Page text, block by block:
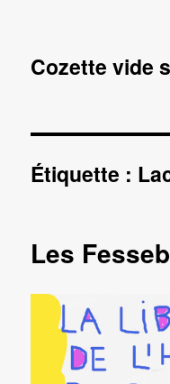
Cozette vide
Étiquette :
Les